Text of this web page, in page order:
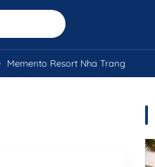
Memento Resort Nha Trang